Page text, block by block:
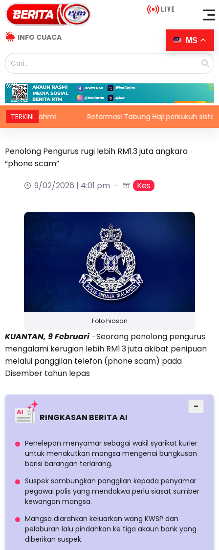
INFO CUACA
TERKINI
Fahmi Reformasi Tabung Haji perkukuh sistem,
Penolong Pengurus rugi lebih RM1.3 juta angkara
“phone scam”
9/02/2026 | 4:01 pm
Kes
Foto hiasan
KUANTAN, 9 Februari -Seorang penolong pengurus
mengalami kerugian lebih RM1.3 juta akibat penipuan
melalui panggilan telefon (phone scam) pada
Disember tahun lepas
RINGKASAN BERITA AI
−
Penelepon menyamar sebagai wakil syarikat kurier
untuk menakutkan mangsa mengenai bungkusan
berisi barangan terlarang.
Suspek sambungkan panggilan kepada penyamar
pegawai polis yang mendakwa perlu siasat sumber
kewangan mangsa.
Mangsa diarahkan keluarkan wang KWSP dan
pelaburan lalu pindahkan ke tiga akaun bank yang
diberikan suspek.
MS